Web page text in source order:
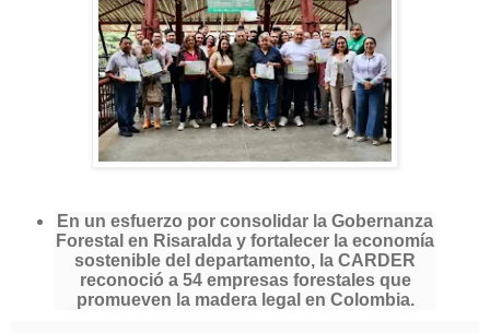
En un esfuerzo por consolidar la Gobernanza
Forestal en Risaralda y fortalecer la economía
sostenible del departamento, la CARDER
reconoció a 54 empresas forestales que
promueven la madera legal en Colombia.